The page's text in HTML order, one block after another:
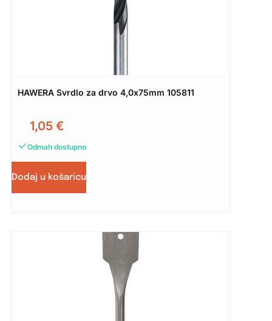
HAWERA Svrdlo za drvo 4,0x75mm 105811
1,05 €
Odmah dostupno
Dodaj u košaricu